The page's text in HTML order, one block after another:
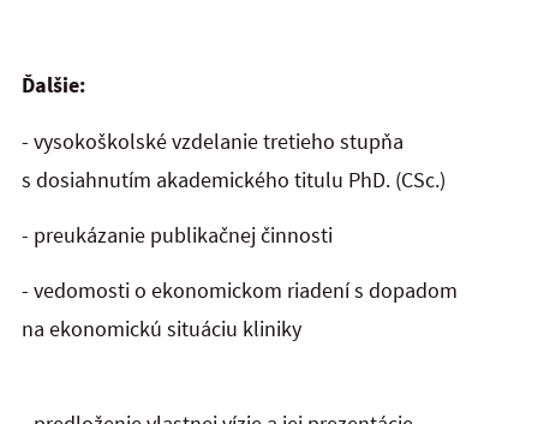
Ďalšie:
- vysokoškolské vzdelanie tretieho stupňa
s dosiahnutím akademického titulu PhD. (CSc.)
- preukázanie publikačnej činnosti
- vedomosti o ekonomickom riadení s dopadom
na ekonomickú situáciu kliniky